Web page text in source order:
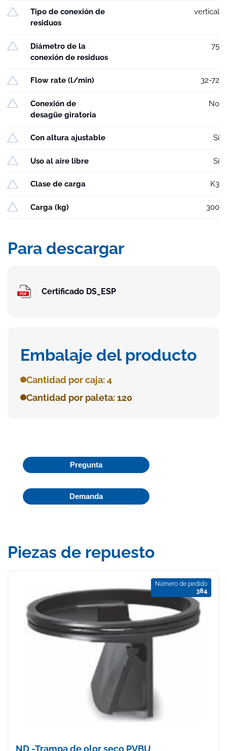
Tipo de conexión de
residuos
vertical
Diámetro de la
conexión de residuos
75
Flow rate (l/min) 32-72
Conexión de
desagüe giratoria
No
Con altura ajustable Sí
Uso al aire libre Sí
Clase de carga K3
Carga (kg) 300
Para descargar
Certificado DS_ESP
Embalaje del producto
Cantidad por caja: 4
Cantidad por paleta: 120
Pregunta
Demanda
Piezas de repuesto
Número de pedido
384